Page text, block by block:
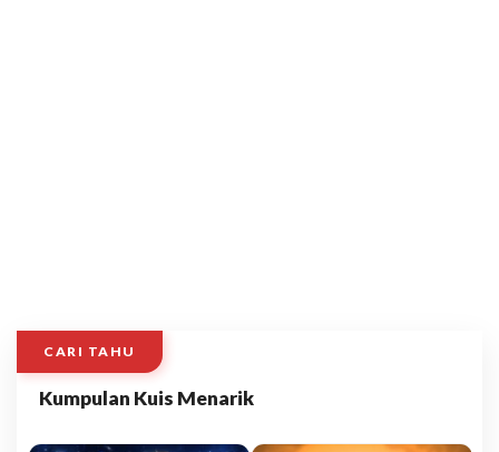
CARI TAHU
Kumpulan Kuis Menarik